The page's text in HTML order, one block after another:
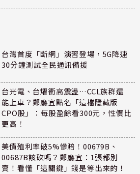
台灣首度「斷網」演習登場，5G降速
30分鐘測試全民通訊備援
台光電、台燿衝高震盪…CCL族群還
能上車？鄭廳宜點名「這檔隱藏版
CPO股」：每股盈餘看300元，性價比
更高！
美債殖利率破5%慘賠！00679B、
00687B該砍嗎？鄭廳宜：1張都別
賣！看懂「這關鍵」錢是等出來的！